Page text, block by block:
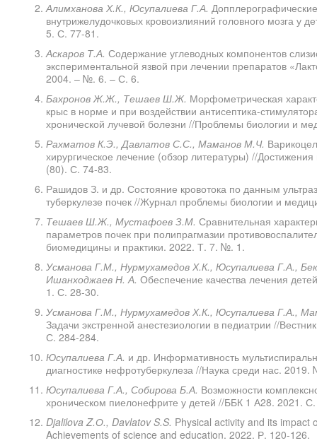
Алимханова Х.К., Юсупалиева Г.А.
внутрижелудочковых кровоизлияний головного мозга у
5. С. 77-81.
Аскаров Т.А. Содержание углеводных компонентов
экспериментальной язвой при лечении препаратов
2004. – №. 6. – С. 6.
Бахронов Ж.Ж., Тешаев Ш.Ж. Морфометрическая
крыс в норме и при воздействии антисептика-
хронической лучевой болезни //Проблемы биологии и
Рахматов К.Э., Давлатов С.С., Маманов М.Ч.
хирургическое лечение (обзор литературы) //
(80). С. 74-83.
Рашидов З. и др. Состояние кровотока по данным
туберкулезе почек //Журнал проблемы биологии и
Тешаев Ш.Ж., Мустафоев З.М. Сравнительная
параметров почек при полипрагмазии
биомедицины и практики. 2022. Т. 7. №. 1.
Усманова Г.М., Нурмухамедов Х.К., Юсупалиева Г.А.,
Ишанходжаев Н. А. Обеспечение качества лечения
1. С. 28-30.
Усманова Г.М., Нурмухамедов Х.К., Юсупалиева Г.А.,
Задачи экстренной анестезиологии в педиатрии //
С. 284-284.
Юсупалиева Г.А. и др. Информативность
диагностике нефротуберкулеза //Наука среди нас.
Юсупалиева Г.А., Собирова Б.А. Возможности
хроническом пиелонефрите у детей //ББК 1 А28. 2021.
Djalilova Z.О., Davlatov S.S. Physical activity and its impact
Achievements of science and education. 2022. Р. 120-126.